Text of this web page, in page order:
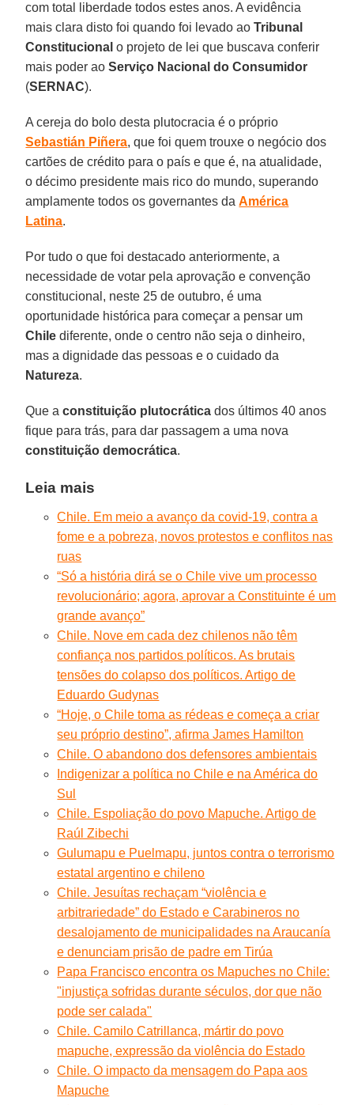
com total liberdade todos estes anos. A evidência
mais clara disto foi quando foi levado aoTribunal
Constitucional o projeto de lei que buscava conferir
mais poder aoServiço Nacional do Consumidor
(SERNAC).
A cereja do bolo desta plutocracia é o próprio
Sebastián Piñera, que foi quem trouxe o negócio dos
cartões de crédito para o país e que é, na atualidade,
o décimo presidente mais rico do mundo, superando
amplamente todos os governantes daAmérica
Latina.
Por tudo o que foi destacado anteriormente, a
necessidade de votar pela aprovação e convenção
constitucional, neste 25 de outubro, é uma
oportunidade histórica para começar a pensar um
Chile diferente, onde o centro não seja o dinheiro,
mas a dignidade das pessoas e o cuidado da
Natureza.
Que aconstituição plutocrática dos últimos 40 anos
fique para trás, para dar passagem a uma nova
constituição democrática.
Leia mais
Chile. Em meio a avanço da covid-19, contra a
fome e a pobreza, novos protestos e conflitos nas
ruas
“Só a história dirá se o Chile vive um processo
revolucionário; agora, aprovar a Constituinte é um
grande avanço”
Chile. Nove em cada dez chilenos não têm
confiança nos partidos políticos. As brutais
tensões do colapso dos políticos. Artigo de
Eduardo Gudynas
“Hoje, o Chile toma as rédeas e começa a criar
seu próprio destino”, afirma James Hamilton
Chile. O abandono dos defensores ambientais
Indigenizar a política no Chile e na América do
Sul
Chile. Espoliação do povo Mapuche. Artigo de
Raúl Zibechi
Gulumapu e Puelmapu, juntos contra o terrorismo
estatal argentino e chileno
Chile. Jesuítas rechaçam “violência e
arbitrariedade” do Estado e Carabineros no
desalojamento de municipalidades na Araucanía
e denunciam prisão de padre em Tirúa
Papa Francisco encontra os Mapuches no Chile:
"injustiça sofridas durante séculos, dor que não
pode ser calada"
Chile. Camilo Catrillanca, mártir do povo
mapuche, expressão da violência do Estado
Chile. O impacto da mensagem do Papa aos
Mapuche